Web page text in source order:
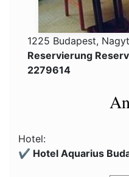
1225 Budapest,
Reservierung
2279614
Hotel:
✔️ Hotel Aquarius